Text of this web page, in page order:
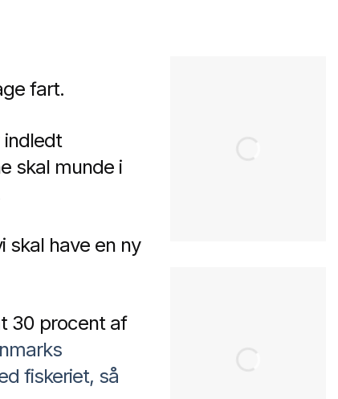
fart.
indledt
skal munde i
skal have en ny
30 procent af
fiskeriet, så